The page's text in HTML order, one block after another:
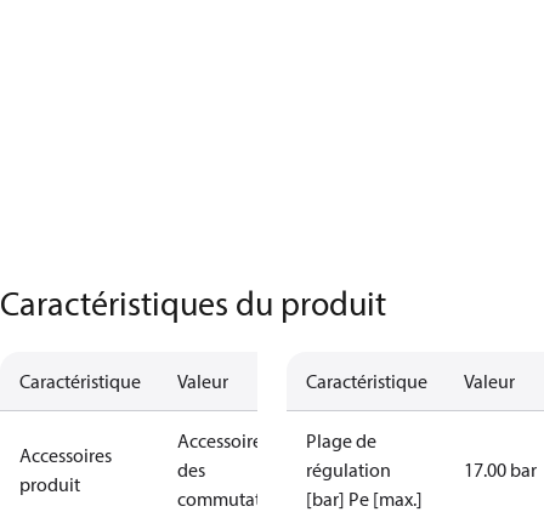
Caractéristiques du produit
Caractéristique Valeur
Accessoires
produit
Accessoires
des
commutateurs
Caractéristique Valeur
Plage de
régulation
[bar] Pe [max.]
17.00 bar